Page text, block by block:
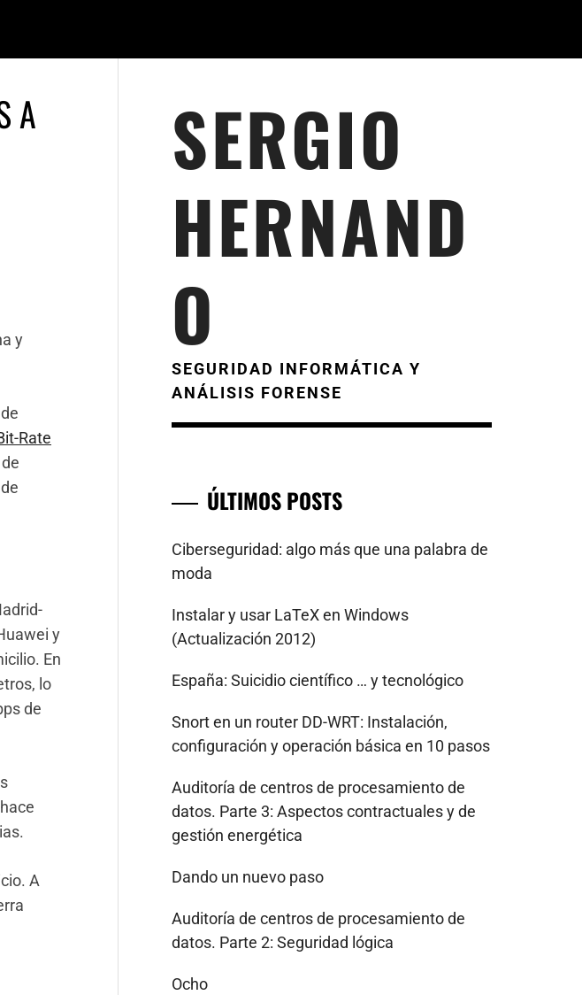
A
y
Rate
y
En
lo
de
A
SERGIO
HERNAND
O
SEGURIDAD INFORMÁTICA Y
ANÁLISIS FORENSE
ÚLTIMOS POSTS
Ciberseguridad: algo más que una palabra de
moda
Instalar y usar LaTeX en Windows
(Actualización 2012)
España: Suicidio científico … y tecnológico
Snort en un router DD-WRT: Instalación,
configuración y operación básica en 10 pasos
Auditoría de centros de procesamiento de
datos. Parte 3: Aspectos contractuales y de
gestión energética
Dando un nuevo paso
Auditoría de centros de procesamiento de
datos. Parte 2: Seguridad lógica
Ocho